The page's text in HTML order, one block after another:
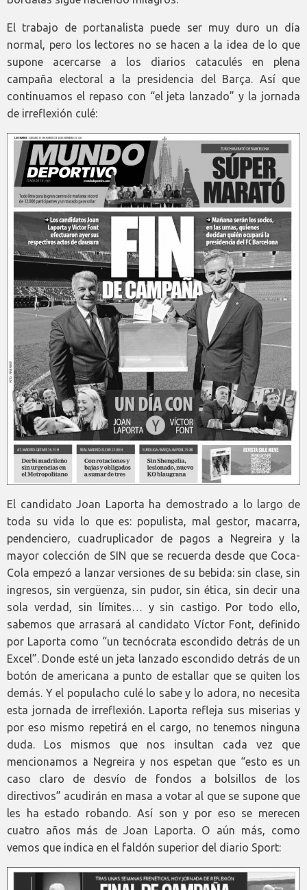
El trabajo de portanalista puede ser muy duro un día
normal, pero los lectores no se hacen a la idea de lo que
supone acercarse a los diarios cataculés en plena
campaña electoral a la presidencia del Barça. Así que
continuamos el repaso con “el jeta lanzado” y la jornada
de irreflexión culé:
El candidato Joan Laporta ha demostrado a lo largo de
toda su vida lo que es: populista, mal gestor, macarra,
pendenciero, cuadruplicador de pagos a Negreira y la
mayor colección de SIN que se recuerda desde que Coca-
Cola empezó a lanzar versiones de su bebida: sin clase, sin
ingresos, sin vergüenza, sin pudor, sin ética, sin decir una
sola verdad, sin límites… y sin castigo. Por todo ello,
sabemos que arrasará al candidato Víctor Font, definido
por Laporta como “un tecnócrata escondido detrás de un
Excel”. Donde esté un jeta lanzado escondido detrás de un
botón de americana a punto de estallar que se quiten los
demás. Y el populacho culé lo sabe y lo adora, no necesita
esta jornada de irreflexión. Laporta refleja sus miserias y
por eso mismo repetirá en el cargo, no tenemos ninguna
duda. Los mismos que nos insultan cada vez que
mencionamos a Negreira y nos espetan que “esto es un
caso claro de desvío de fondos a bolsillos de los
directivos” acudirán en masa a votar al que se supone que
les ha estado robando. Así son y por eso se merecen
cuatro años más de Joan Laporta. O aún más, como
vemos que indica en el faldón superior del diario Sport: